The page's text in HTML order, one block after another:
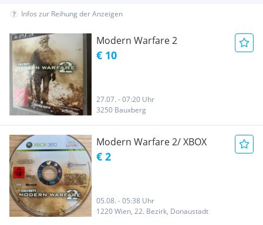
Infos zur Reihung der Anzeigen
Modern Warfare 2
€ 10
27.07. - 07:20 Uhr
3250 Bauxberg
Modern Warfare 2/ XBOX
€ 2
05.08. - 05:38 Uhr
1220 Wien, 22. Bezirk, Donaustadt